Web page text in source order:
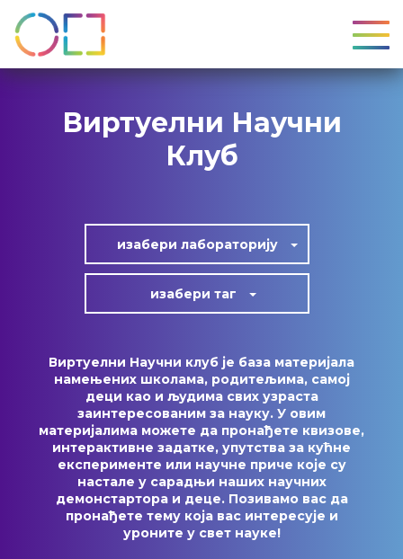
Виртуелни Научни
Клуб
изабери лабoраторију
изабери таг
Виртуелни Научни клуб је база материјала
намењених школама, родитељима, самој
деци као и људима свих узраста
заинтересованим за науку. У овим
материјалима можете да пронађете квизове,
интерактивне задатке, упутства за кућне
експерименте или научне приче које су
настале у сарадњи наших научних
демонстартора и деце. Позивамо вас да
пронађете тему која вас интересује и
уроните у свет науке!